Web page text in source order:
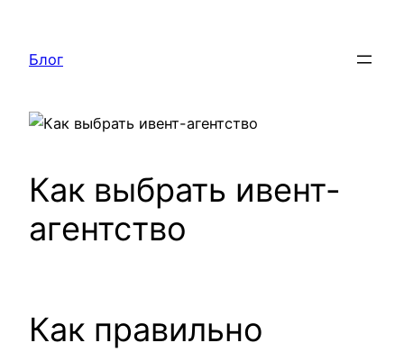
содержимому
Блог
Как выбрать ивент-
агентство
Как правильно